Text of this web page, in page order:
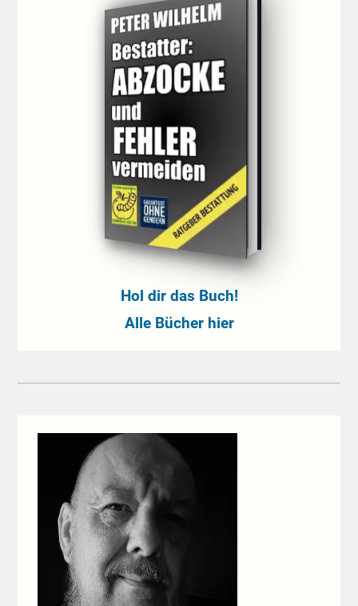
Hol dir das Buch!
Alle Bücher hier